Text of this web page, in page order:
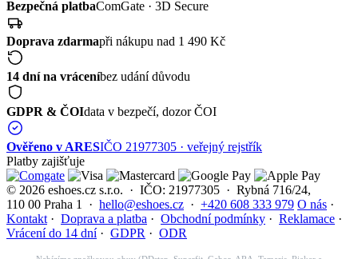
Bezpečná platbaComGate · 3D Secure
Doprava zdarmapři nákupu nad 1 490 Kč
14 dní na vráceníbez udání důvodu
GDPR & ČOIdata v bezpečí, dozor ČOI
Ověřeno v ARESIČO 21977305 · veřejný rejstřík
Platby zajišťuje
© 2026 eshoes.cz s.r.o. · IČO: 21977305 · Rybná 716/24,
110 00 Praha 1 · hello@eshoes.cz · +420 608 333 979 O nás ·
Kontakt· Doprava a platba · Obchodní podmínky · Reklamace ·
Vrácení do 14 dní · GDPR · ODR